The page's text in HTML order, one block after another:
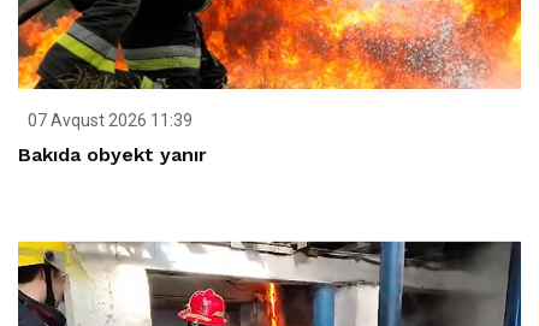
07 Avqust 2026 11:39
Bakıda obyekt yanır